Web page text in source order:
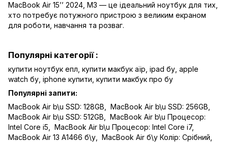
MacBook Air 15’’ 2024, M3 — це ідеальний ноутбук для тих,
хто потребує потужного пристрою з великим екраном
для роботи, навчання та розваг.
Популярні категорії :
купити ноутбук епл купити макбук аїр ipad бу apple
watch бу iphone купити купити макбук про бу
Популярні запити:
MacBook Air b\u SSD: 128GB
MacBook Air b\u SSD: 256GB
MacBook Air b\u SSD: 512GB
MacBook Air b\u Процесор:
Intel Core i5
MacBook Air b\u Процесор: Intel Core i7,
MacBook Air 13 A1466 б\у
MacBook Air б\у Колір: Срібний